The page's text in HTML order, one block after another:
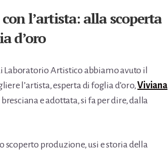
l’artista: alla scoperta
d’oro
Laboratorio Artistico abbiamo avuto il
l’artista, esperta di foglia d’oro,Viviana
bresciana e adottata, si fa per dire, dalla
scoperto produzione, usi e storia della